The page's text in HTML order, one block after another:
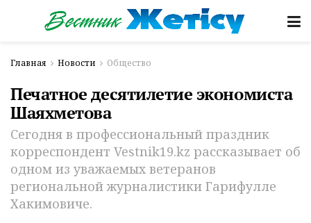
Главная Новости Общество
Печатное десятилетие экономиста
Шаяхметова
Сегодня в профессиональный праздник
корреспондент Vestnik19.kz рассказывает об
одном из уважаемых ветеранов
региональной журналистики Гарифулле
Хакимовиче.